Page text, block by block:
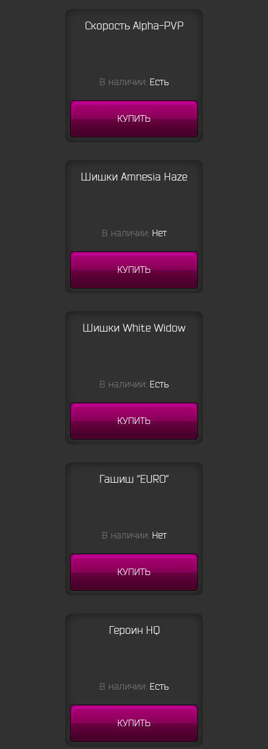
Скорость Alpha-PVP
В наличии: Есть
КУПИТЬ
Шишки Amnesia Haze
В наличии: Нет
КУПИТЬ
Шишки White Widow
В наличии: Есть
КУПИТЬ
Гашиш “EURO”
В наличии: Нет
КУПИТЬ
Героин HQ
В наличии: Есть
КУПИТЬ